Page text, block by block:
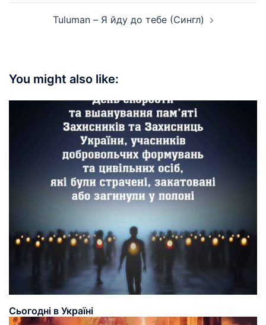
Tuluman – Я йду до тебе (Сингл)
You might also like:
Сьогодні в Україні